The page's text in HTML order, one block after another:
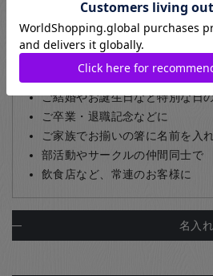
（レーザーを使用した名入れ）
【名入れの例】
ご結婚やお誕生日など特別な日
ご卒業・退職記念などに
ご家族でお揃いの箸に名前を入
部活動やサークルの仲間同士で
飲食店など、常連のお客様に
名入